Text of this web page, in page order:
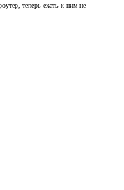
теперь ехать к ним не